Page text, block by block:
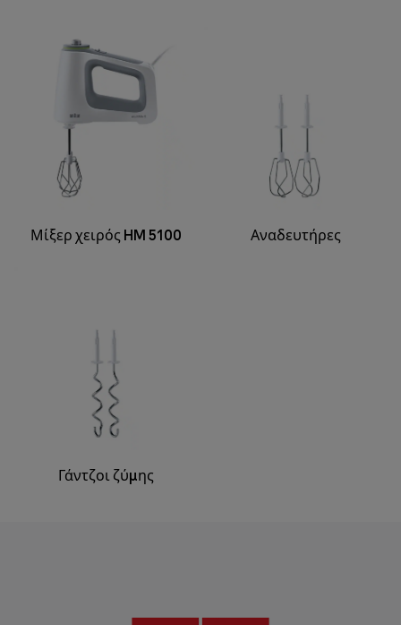
Μίξερ χειρός HM 5100 Αναδευτήρες
Γάντζοι ζύμης